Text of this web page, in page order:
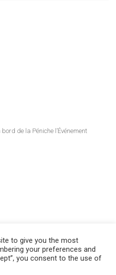
de la Péniche l’Événement
to give you the most
your preferences and
you consent to the use of